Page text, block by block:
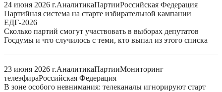
24 июня 2026 г.АналитикаПартииРоссийская Федерация
Партийная система на старте избирательной кампании
ЕДГ-2026
Сколько партий смогут участвовать в выборах депутатов
Госдумы и что случилось с теми, кто выпал из этого списка
23 июня 2026 г.АналитикаПартииМониторинг
телеэфираРоссийская Федерация
В зоне особого невнимания: телеканалы игнорируют старт